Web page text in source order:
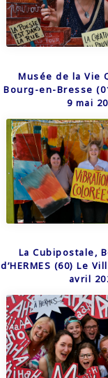
Musée de la Vie
Bourg-en-Bresse
9 mai
La Cubipostale,
d’HERMES (60) Le
avril